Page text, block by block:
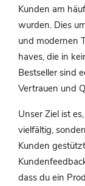
Kunden am
wurden. Dies
und modernen
haves, die in
Bestseller sind
Vertrauen und
Unser Ziel ist
vielfältig,
Kunden
dass du ein